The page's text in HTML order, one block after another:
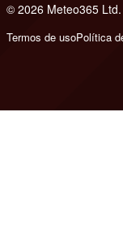
© 2026 Meteo365
Termos de usoPolítica